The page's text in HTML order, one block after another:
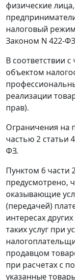
физические
налоговый
Законом N 422-
В соответствии
объектом
реализации
прав).
Ограничения на
частью 2 статьи
ФЗ.
Пунктом 6 части
предусмотрено,
оказывающие
(передачей)
интересах
таких услуг при
продавцом
при расчетах с
указанные